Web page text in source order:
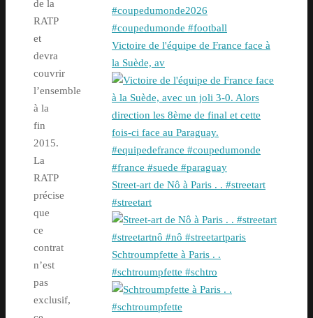
de la
RATP
et
devra
couvrir
l’ensemble
à la
fin
2015.
La
RATP
précise
que
ce
contrat
n’est
pas
exclusif,
Victoire de l'équipe de France face à
la Suède, av
Street-art de Nô à Paris . . #streetart
#streetart
Schtroumpfette à Paris . .
#schtroumpfette #schtro